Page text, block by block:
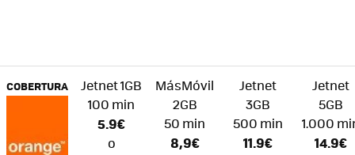
COBERTURA
Jetnet 1GB
100 min
5.9€
o
MásMóvil
2GB
50 min
8,9€
Jetnet
3GB
500 min
11.9€
Jetnet
5GB
1.000
14.9€